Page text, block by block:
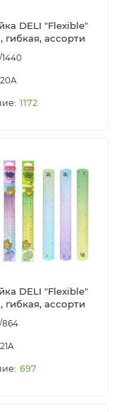
DELI "Flexible"
гибкая, ассорти
1440
1172
DELI "Flexible"
гибкая, ассорти
864
697